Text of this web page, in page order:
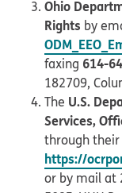
Ohio
Rights by
faxing 614-
182709,
The U.S.
Services,
through
https://
or by mail at